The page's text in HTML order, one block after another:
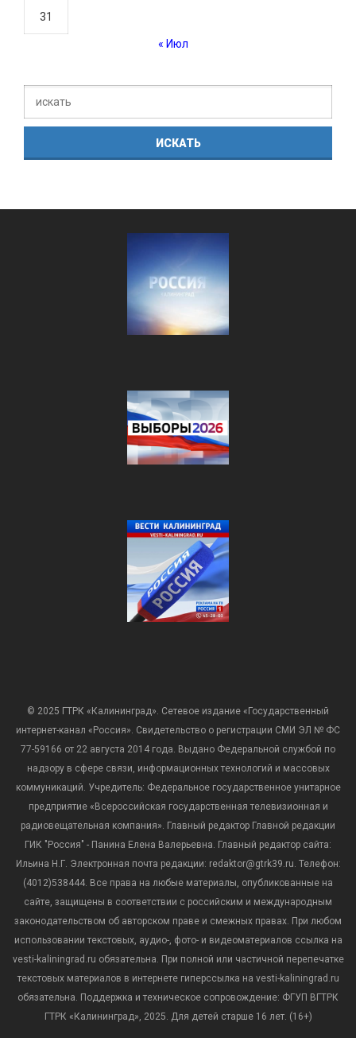
31
« Июл
© 2025 ГТРК «Калининград». Сетевое издание «Государственный
интернет-канал «Россия». Свидетельство о регистрации СМИ ЭЛ № ФС
77-59166 от 22 августа 2014 года. Выдано Федеральной службой по
надзору в сфере связи, информационных технологий и массовых
коммуникаций. Учредитель: Федеральное государственное унитарное
предприятие «Всероссийская государственная телевизионная и
радиовещательная компания». Главный редактор Главной редакции
ГИК "Россия" - Панина Елена Валерьевна. Главный редактор сайта:
Ильина Н.Г. Электронная почта редакции: redaktor@gtrk39.ru. Телефон:
(4012)538444. Все права на любые материалы, опубликованные на
сайте, защищены в соответствии с российским и международным
законодательством об авторском праве и смежных правах. При любом
использовании текстовых, аудио-, фото- и видеоматериалов ссылка на
vesti-kaliningrad.ru обязательна. При полной или частичной перепечатке
текстовых материалов в интернете гиперссылка на vesti-kaliningrad.ru
обязательна. Поддержка и техническое сопровождение: ФГУП ВГТРК
ГТРК «Калининград», 2025. Для детей старше 16 лет. (16+)